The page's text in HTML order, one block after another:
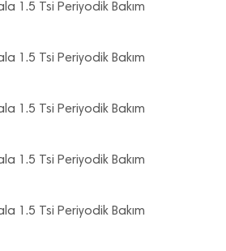
1.5 Tsi Periyodik Bakım
1.5 Tsi Periyodik Bakım
1.5 Tsi Periyodik Bakım
1.5 Tsi Periyodik Bakım
1.5 Tsi Periyodik Bakım